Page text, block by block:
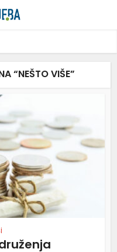
“NEŠTO VIŠE”